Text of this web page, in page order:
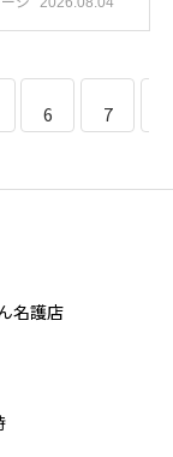
6 7
名護店